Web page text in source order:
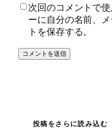
次回のコメントで
ーに自分の名前、
トを保存する。
投稿をさらに読み込む